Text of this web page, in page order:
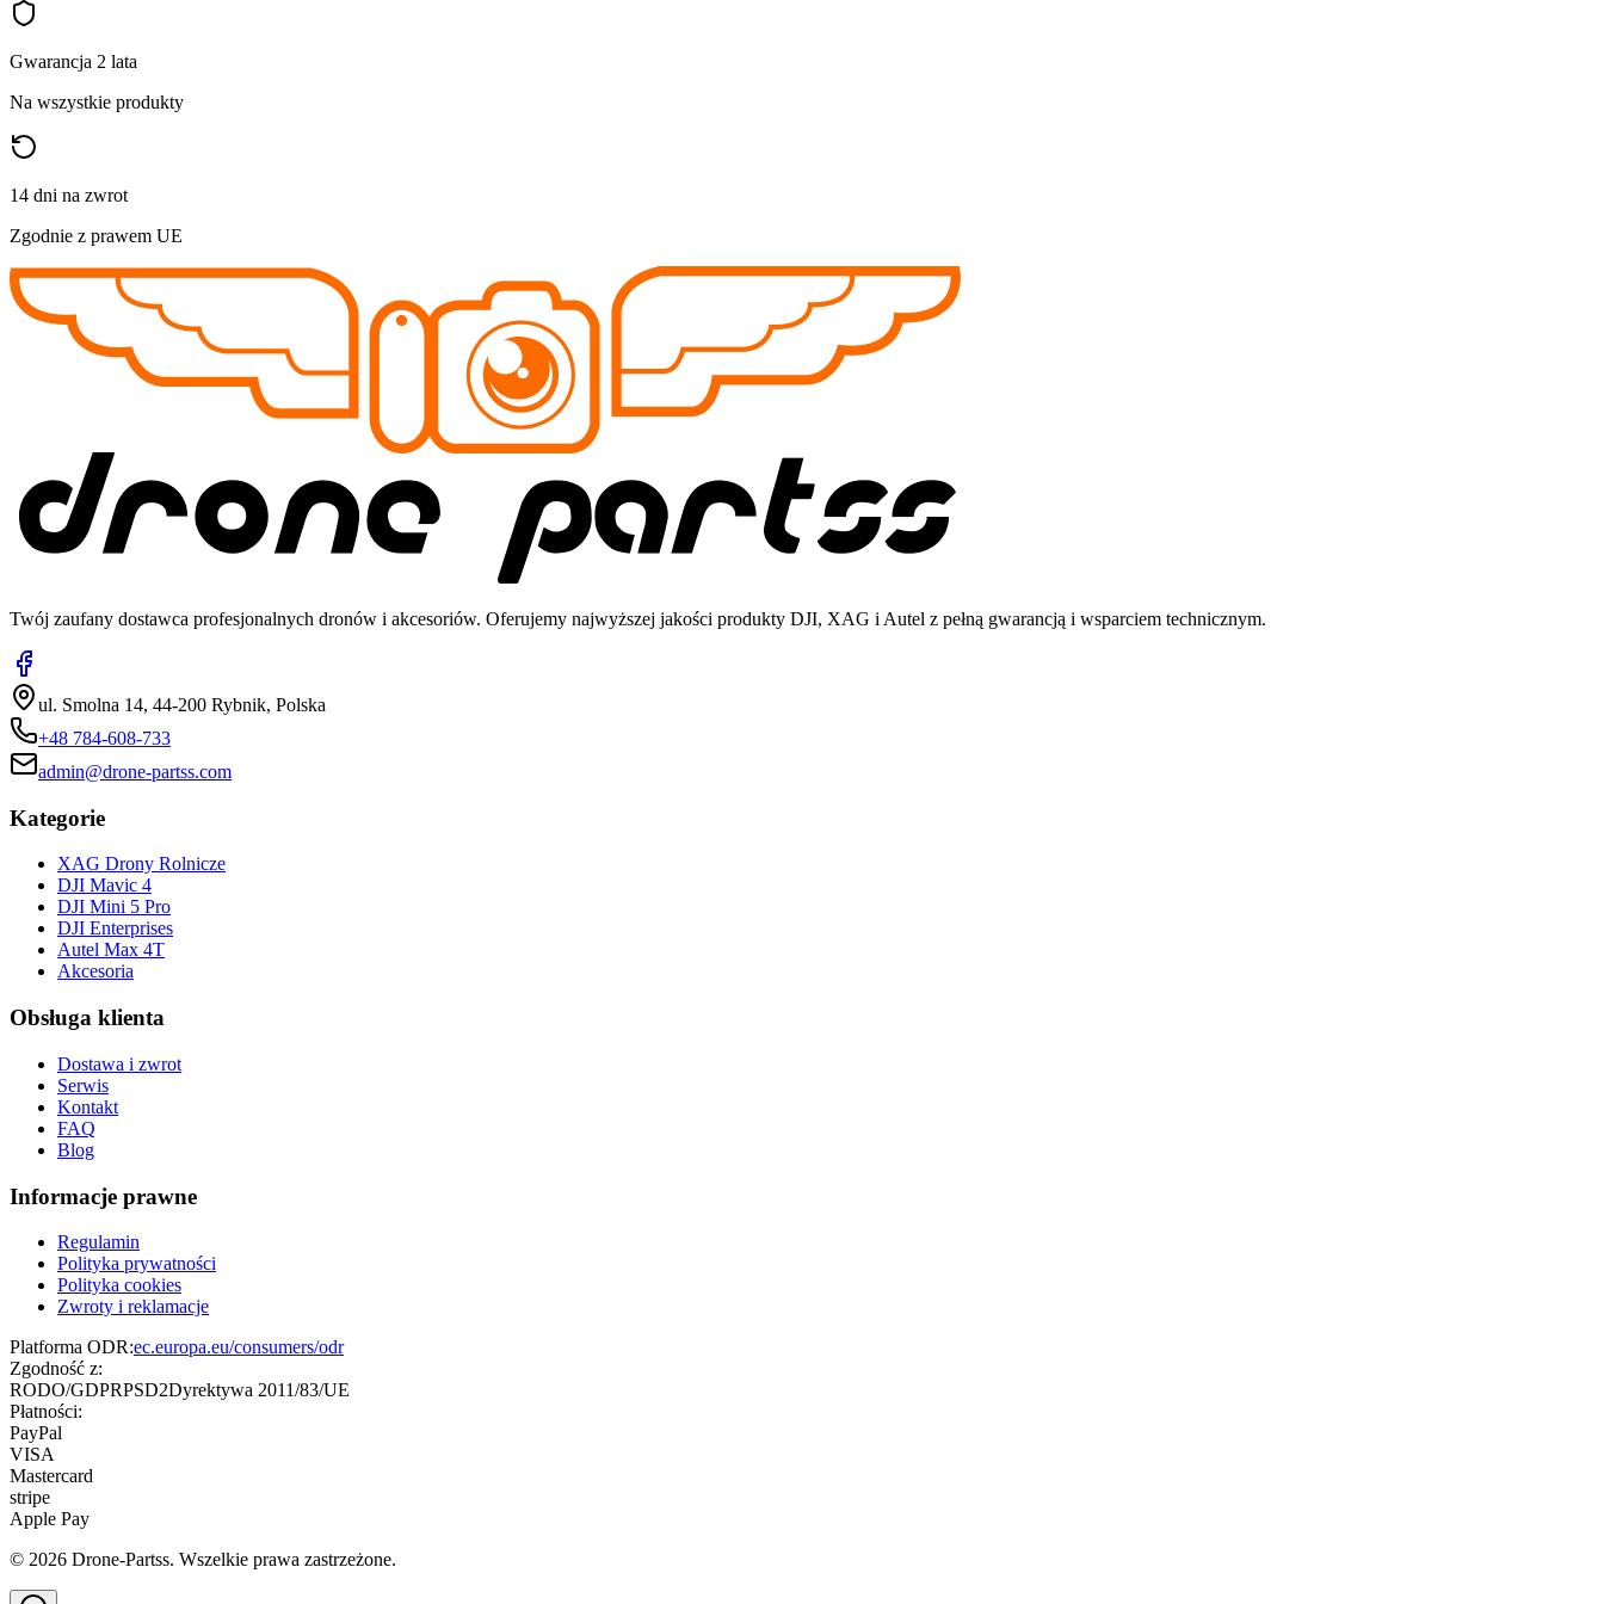
Gwarancja 2 lata
Na wszystkie produkty
14 dni na zwrot
Zgodnie z prawem UE
Twój zaufany dostawca profesjonalnych dronów i akcesoriów. Oferujemy najwyższej jakości produkty DJI, XAG i Autel z pełną gwarancją i wsparciem technicznym.
ul. Smolna 14, 44-200 Rybnik, Polska
+48 784-608-733
admin@drone-partss.com
Kategorie
XAG Drony Rolnicze
DJI Mavic 4
DJI Mini 5 Pro
DJI Enterprises
Autel Max 4T
Akcesoria
Obsługa klienta
Dostawa i zwrot
Serwis
Kontakt
FAQ
Blog
Informacje prawne
Regulamin
Polityka prywatności
Polityka cookies
Zwroty i reklamacje
Platforma ODR:ec.europa.eu/consumers/odr
Zgodność z:
RODO/GDPRPSD2Dyrektywa 2011/83/UE
Płatności:
PayPal
VISA
Mastercard
stripe
Apple Pay
© 2026 Drone-Partss. Wszelkie prawa zastrzeżone.